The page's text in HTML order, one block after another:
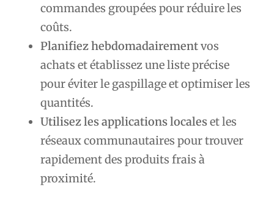
commandes groupées pour réduire les
coûts.
Planifiez hebdomadairementvos
achats et établissez une liste précise
pour éviter le gaspillage et optimiser les
quantités.
Utilisez les applications localeset les
réseaux communautaires pour trouver
rapidement des produits frais à
proximité.